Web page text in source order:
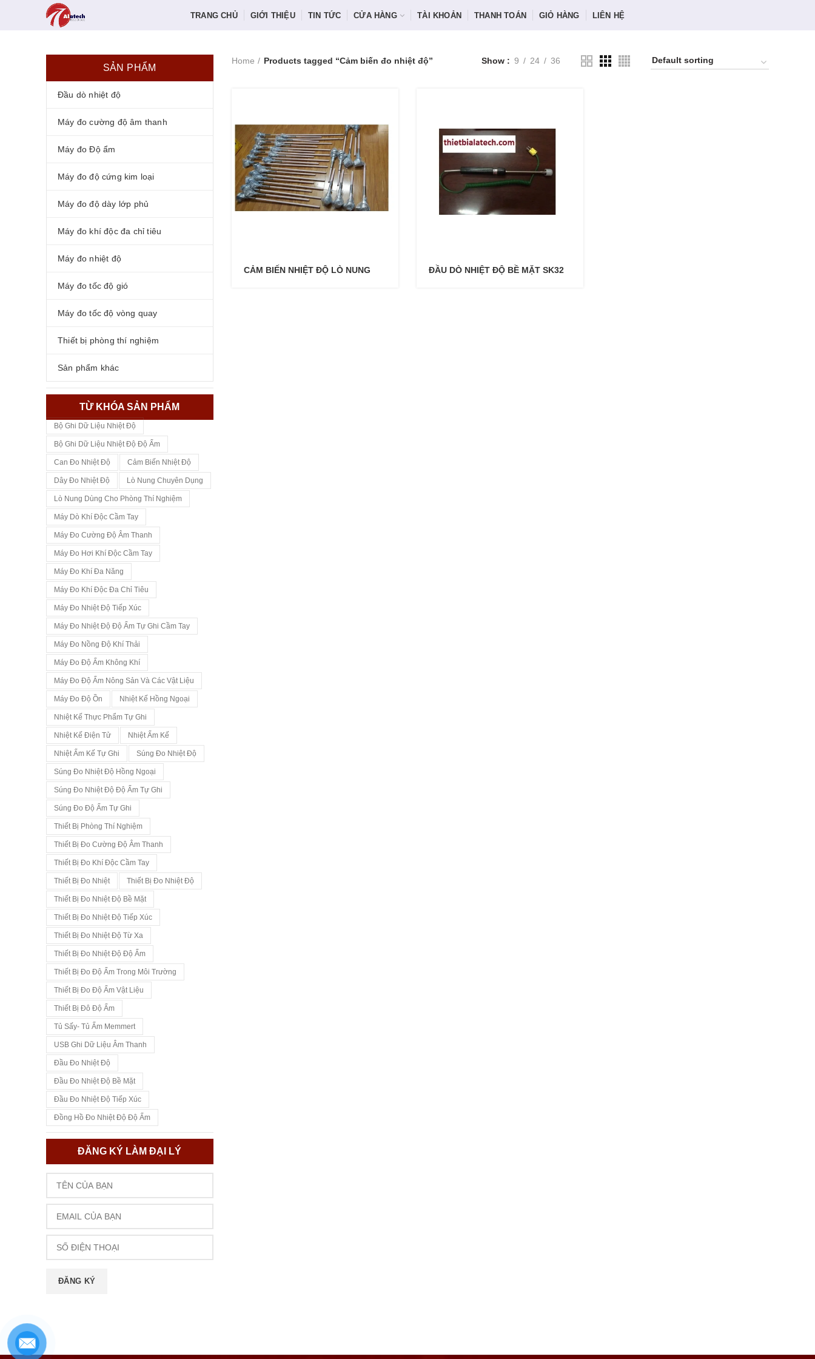
TRANG CHỦ GIỚI THIỆU TIN TỨC CỬA HÀNG TÀI KHOẢN THANH TOÁN GIỎ HÀNG LIÊN HỆ
Home Products tagged “Cảm biến đo nhiệt độ” Show 9 24 36
CẢM BIẾN NHIỆT ĐỘ LÒ NUNG ĐẦU DÒ NHIỆT ĐỘ BỀ MẶT SK32
SẢN PHẨM
Đầu dò nhiệt độ
Máy đo cường độ âm thanh
Máy đo Độ ẩm
Máy đo độ cứng kim loại
Máy đo độ dày lớp phủ
Máy đo khí độc đa chỉ tiêu
Máy đo nhiệt độ
Máy đo tốc độ gió
Máy đo tốc độ vòng quay
Thiết bị phòng thí nghiệm
Sản phẩm khác
TỪ KHÓA SẢN PHẨM
Bộ Ghi Dữ Liệu Nhiệt Độ
Bộ Ghi Dữ Liệu Nhiệt Độ Độ Ẩm
Can Đo Nhiệt Độ Cảm Biến Nhiệt Độ
Dây Đo Nhiệt Độ Lò Nung Chuyên Dụng
Lò Nung Dùng Cho Phòng Thí Nghiệm
Máy Dò Khí Độc Cầm Tay
Máy Đo Cường Độ Âm Thanh
Máy Đo Hơi Khí Độc Cầm Tay
Máy Đo Khí Đa Năng
Máy Đo Khí Độc Đa Chỉ Tiêu
Máy Đo Nhiệt Độ Tiếp Xúc
Máy Đo Nhiệt Độ Độ Ẩm Tự Ghi Cầm Tay
Máy Đo Nồng Độ Khí Thải
Máy Đo Độ Ẩm Không Khí
Máy Đo Độ Ẩm Nông Sản Và Các Vật Liệu
Máy Đo Độ Ồn Nhiệt Kế Hồng Ngoại
Nhiệt Kế Thực Phẩm Tự Ghi
Nhiệt Kế Điện Tử Nhiệt Ẩm Kế
Nhiệt Ẩm Kế Tự Ghi Súng Đo Nhiệt Độ
Súng Đo Nhiệt Độ Hồng Ngoại
Súng Đo Nhiệt Độ Độ Ẩm Tự Ghi
Súng Đo Độ Ẩm Tự Ghi
Thiết Bị Phòng Thí Nghiệm
Thiết Bị Đo Cường Độ Âm Thanh
Thiết Bị Đo Khí Độc Cầm Tay
Thiết Bị Đo Nhiệt Thiết Bị Đo Nhiệt Độ
Thiết Bị Đo Nhiệt Độ Bề Mặt
Thiết Bị Đo Nhiệt Độ Tiếp Xúc
Thiết Bị Đo Nhiệt Độ Từ Xa
Thiết Bị Đo Nhiệt Độ Độ Ẩm
Thiết Bị Đo Độ Ẩm Trong Môi Trường
Thiết Bị Đo Độ Ẩm Vật Liệu
Thiết Bị Đô Độ Ẩm
Tủ Sấy- Tủ Ấm Memmert
USB Ghi Dữ Liệu Âm Thanh
Đầu Đo Nhiệt Độ
Đầu Đo Nhiệt Độ Bề Mặt
Đầu Đo Nhiệt Độ Tiếp Xúc
Đồng Hồ Đo Nhiệt Độ Độ Ẩm
ĐĂNG KÝ LÀM ĐẠI LÝ